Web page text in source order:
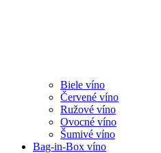
Biele víno
Červené víno
Ružové víno
Ovocné víno
Šumivé víno
Bag-in-Box víno